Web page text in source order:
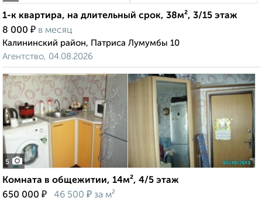
1-к квартира, на длительный срок, 38м², 3/15 этаж
8 000 ₽ в месяц
Калининский район, Патриса Лумумбы 10
Агентство, 04.08.2026
5
Комната в общежитии, 14м², 4/5 этаж
650 000 ₽ 46 500 ₽ за м²